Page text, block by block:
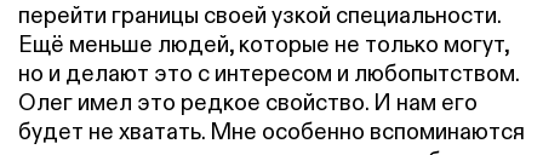
перейти границы своей узкой специальности.
Ещё меньше людей, которые не только могут,
но и делают это с интересом и любопытством.
Олег имел это редкое свойство. И нам его
будет не хватать. Мне особенно вспоминаются